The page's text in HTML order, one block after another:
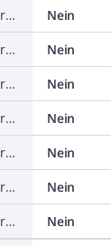
Unterstützt Protokoll für LON
Nein
Unterstützt Protokoll für PROFINET IO
Nein
Unterstützt Protokoll für PROFINET CBA
Nein
Unterstützt Protokoll für SERCOS
Nein
Unterstützt Protokoll für Foundation Fieldbus
Nein
Unterstützt Protokoll für EtherNet/IP
Nein
Unterstützt Protokoll für AS-Interface Safety at Work
Nein